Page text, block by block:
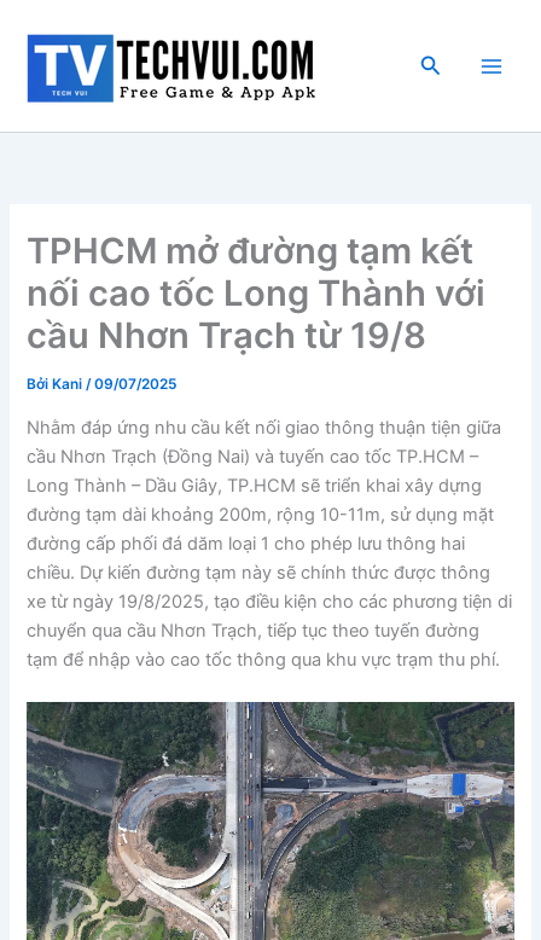
dung
Tìm
TPHCM mở đường tạm kết
nối cao tốc Long Thành với
cầu Nhơn Trạch từ 19/8
Bởi Kani/09/07/2025
Nhằm đáp ứng nhu cầu kết nối giao thông thuận tiện giữa
cầu Nhơn Trạch (Đồng Nai) và tuyến cao tốc TP.HCM –
Long Thành – Dầu Giây, TP.HCM sẽ triển khai xây dựng
đường tạm dài khoảng 200m, rộng 10-11m, sử dụng mặt
đường cấp phối đá dăm loại 1 cho phép lưu thông hai
chiều. Dự kiến đường tạm này sẽ chính thức được thông
xe từ ngày 19/8/2025, tạo điều kiện cho các phương tiện di
chuyển qua cầu Nhơn Trạch, tiếp tục theo tuyến đường
tạm để nhập vào cao tốc thông qua khu vực trạm thu phí.